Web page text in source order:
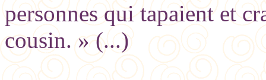
personnes qui tapaient et
cousin. » (...)